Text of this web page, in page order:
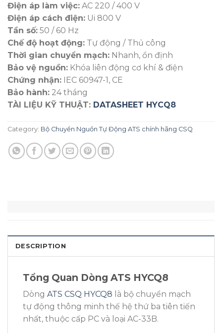
Điện áp làm việc: AC 220 / 400 V
Điện áp cách điện: Ui 800 V
Tần số: 50 / 60 Hz
Chế độ hoạt động: Tự động / Thủ công
Thời gian chuyển mạch: Nhanh, ổn định
Bảo vệ nguồn: Khóa liên động cơ khí & điện
Chứng nhận: IEC 60947-1, CE
Bảo hành: 24 tháng
TÀI LIỆU KỸ THUẬT: DATASHEET HYCQ8
Category: Bộ Chuyển Nguồn Tự Động ATS chính hãng CSQ
DESCRIPTION
Tổng Quan Dòng ATS HYCQ8
Dòng ATS CSQ HYCQ8 là bộ chuyển mạch
tự động thông minh thế hệ thứ ba tiên tiến
nhất, thuộc cấp PC và loại AC-33B.